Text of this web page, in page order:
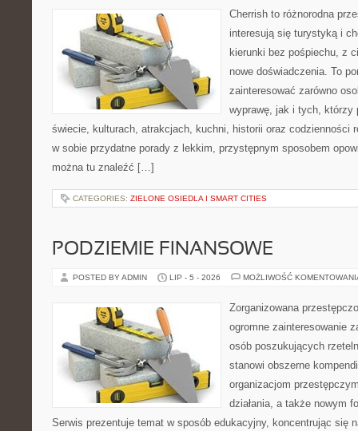
Cherrish to różnorodna
interesują się turystyką i
kierunki bez pośpiechu, z
nowe doświadczenia. To
zainteresować zarówno
wyprawę, jak i tych, którzy
świecie, kulturach, atrakcjach, kuchni, historii oraz codzienności
w sobie przydatne porady z lekkim, przystępnym sposobem
można tu znaleźć […]
CATEGORIES: ZIELONE OSIEDLA I SMART CITIES
PODZIEMIE FINANSOWE
POSTED BY ADMIN LIP - 5 - 2026 MOŻLIWOŚĆ
Zorganizowana
ogromne zainteresowanie
osób poszukujących
stanowi obszerne
organizacjom
działania, a także nowym
Serwis prezentuje temat w sposób edukacyjny, koncentrując się